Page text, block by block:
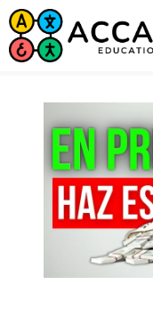
Saltar
al
contenido